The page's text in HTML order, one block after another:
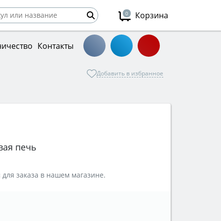
0 Корзина
Контакты
Добавить в избранное
печь
заказа в нашем магазине.